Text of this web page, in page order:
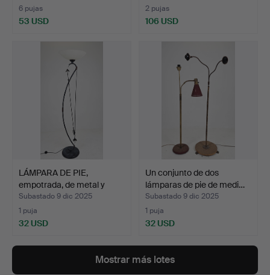
6 pujas
53 USD
2 pujas
106 USD
LÁMPARA DE PIE,
empotrada, de metal y
cris…
Subastado 9 dic 2025
1 puja
32 USD
Un conjunto de dos
lámparas de pie de medi…
Subastado 9 dic 2025
1 puja
32 USD
Mostrar más lotes